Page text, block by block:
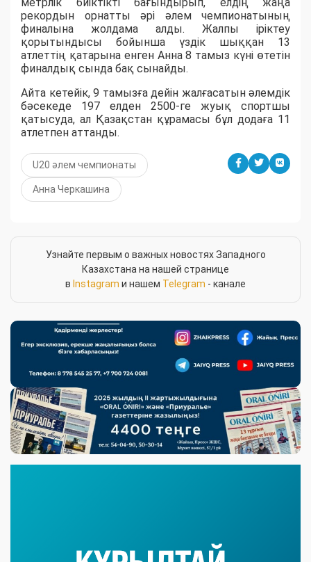
рекордын орнатты әрі әлем чемпионатының
финалына жолдама алды. Жалпы іріктеу
қорытындысы бойынша үздік шыққан 13
атлеттің қатарына енген Анна 8 тамыз күні өтетін
финалдық сында бақ сынайды.
Айта кетейік, 9 тамызға дейін жалғасатын әлемдік
бәсекеде 197 елден 2500-ге жуық спортшы
қатысуда, ал Қазақстан құрамасы бұл додаға 11
атлетпен аттанды.
U20 әлем чемпионаты
Анна Черкашина
Узнайте первым о важных новостях Западного
Казахстана на нашей странице
в Instagram и нашем Telegram - канале